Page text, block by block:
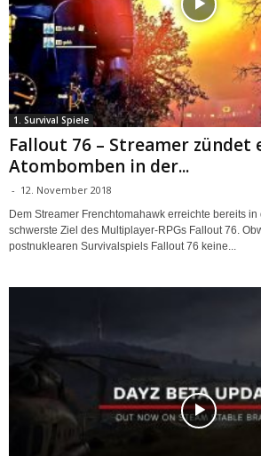
1. Survival Spiele
Fallout 76 – Streamer zündet
Atombomben in der...
- 12. November 2018
Dem Streamer Frenchtomahawk erreichte bereits in
schwerste Ziel des Multiplayer-RPGs Fallout 76.
postnuklearen Survivalspiels Fallout 76 keine...